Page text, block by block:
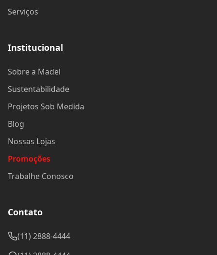
Serviços
Institucional
Sobre a Madel
Sustentabilidade
Projetos Sob Medida
Blog
Nossas Lojas
Promoções
Trabalhe Conosco
Contato
(11) 2888-4444